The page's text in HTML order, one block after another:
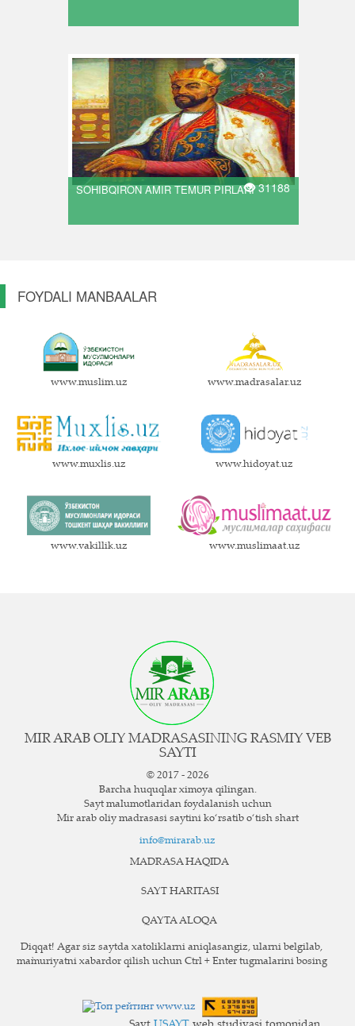
SOHIBQIRON AMIR TEMUR PIRLARI31188
FOYDALI MANBAALAR
www.muslim.uz www.madrasalar.uz
www.muxlis.uz www.hidoyat.uz
www.vakillik.uz www.muslimaat.uz
MIR ARAB OLIY MADRASASINING RASMIY VEB
SAYTI
© 2017 - 2026
Barcha huquqlar ximoya qilingan.
Sayt ma`lumotlaridan foydalanish uchun
Mir arab oliy madrasasi saytini ko‘rsatib o‘tish shart
info@mirarab.uz
MADRASA HAQIDA
SAYT HARITASI
QAYTA ALOQA
Diqqat! Agar siz saytda xatoliklarni aniqlasangiz, ularni belgilab,
ma`muriyatni xabardor qilish uchun Ctrl + Enter tugmalarini bosing